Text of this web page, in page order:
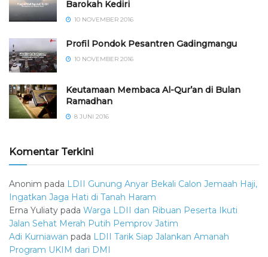
Barokah Kediri
10 NOVEMBER 2016
⁠⁠⁠Profil Pondok Pesantren Gadingmangu
10 NOVEMBER 2016
Keutamaan Membaca Al-Qur’an di Bulan
Ramadhan
8 JUNI 2016
Komentar Terkini
Anonim pada LDII Gunung Anyar Bekali Calon Jemaah Haji,
Ingatkan Jaga Hati di Tanah Haram
Erna Yuliaty pada Warga LDII dan Ribuan Peserta Ikuti
Jalan Sehat Merah Putih Pemprov Jatim
Adi Kurniawan pada LDII Tarik Siap Jalankan Amanah
Program UKIM dari DMI